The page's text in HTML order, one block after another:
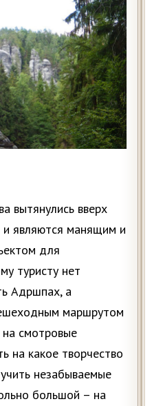
вытянулись вверх
являются манящим и
для
туристу нет
Адршпах, а
маршрутом
смотровые
на какое творчество
незабываемые
большой – на